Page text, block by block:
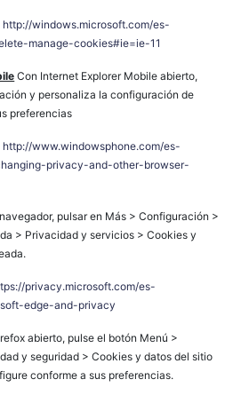
http://windows.microsoft.com/es-
manage-cookies#ie=ie-11
Con Internet Explorer Mobile abierto,
y personaliza la configuración de
preferencias
http://www.windowsphone.com/es-
privacy-and-other-browser-
pulsar en Más > Configuración >
> Privacidad y servicios > Cookies y
privacy.microsoft.com/es-
edge-and-privacy
abierto, pulse el botón Menú >
y seguridad > Cookies y datos del sitio
conforme a sus preferencias.